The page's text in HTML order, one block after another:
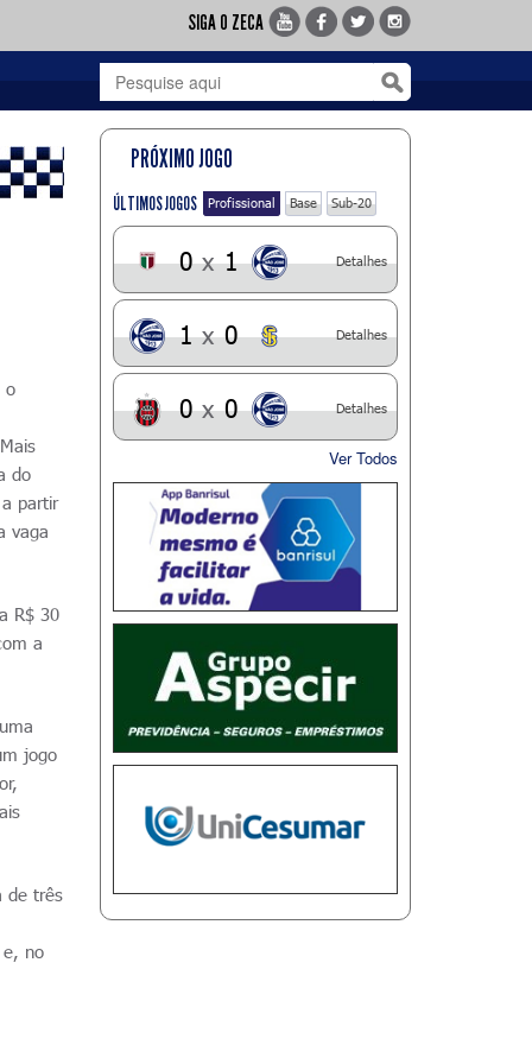
SIGA O ZECA
o
do
partir
vaga
R$ 30
a
jogo
de três
e, no
PRÓXIMO JOGO
ÚLTIMOS JOGOS Profissional Base Sub-20
0 x 1 Detalhes
1 x 0 Detalhes
0 x 0 Detalhes
Ver Todos